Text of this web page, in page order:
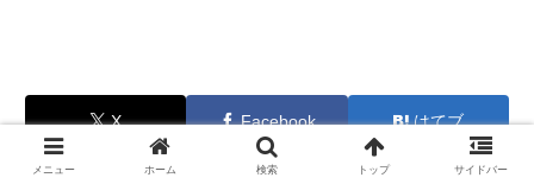
X Facebook はてブ
LINE
メニュー ホーム 検索 トップ サイドバー